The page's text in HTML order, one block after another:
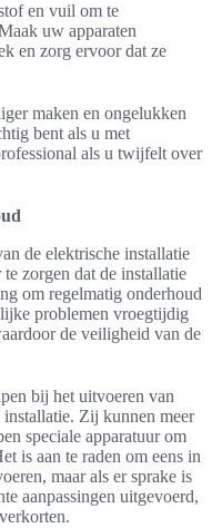
en vuil om te
uw apparaten
en zorg ervoor dat ze
maken en ongelukken
bent als u met
als u twijfelt over
de elektrische installatie
zorgen dat de installatie
om regelmatig onderhoud
problemen vroegtijdig
de veiligheid van de
bij het uitvoeren van
Zij kunnen meer
speciale apparatuur om
is aan te raden om eens in
maar als er sprake is
aanpassingen uitgevoerd,